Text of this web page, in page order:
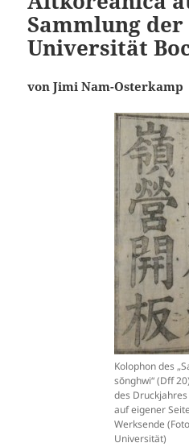
Sammlung
Universität
von Jimi Nam-Osterkamp
Kolophon des
sŏnghwi“ (Dff
des
auf eigener
Werksende
Universität)